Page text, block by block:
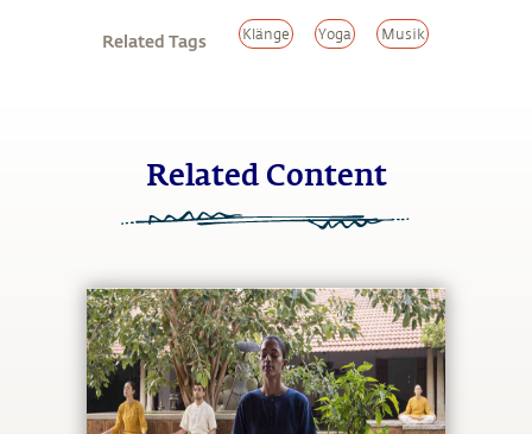
Related Tags Klänge Yoga Musik
Related Content